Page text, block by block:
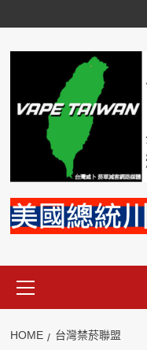
to
content
Menu
HOME 台灣禁菸聯盟